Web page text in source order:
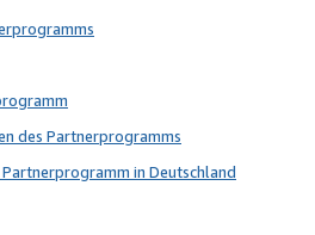
des Partnerprogramms
in Deutschland